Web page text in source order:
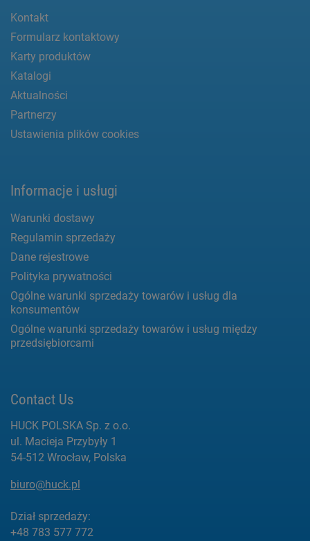
Kontakt
Formularz kontaktowy
Karty produktów
Katalogi
Aktualności
Partnerzy
Ustawienia plików cookies
Informacje i usługi
Warunki dostawy
Regulamin sprzedaży
Dane rejestrowe
Polityka prywatności
Ogólne warunki sprzedaży towarów i usług dla
konsumentów
Ogólne warunki sprzedaży towarów i usług między
przedsiębiorcami
Contact Us
HUCK POLSKA Sp. z o.o.
ul. Macieja Przybyły 1
54-512 Wrocław, Polska
biuro@huck.pl
Dział sprzedaży:
+48 783 577 772